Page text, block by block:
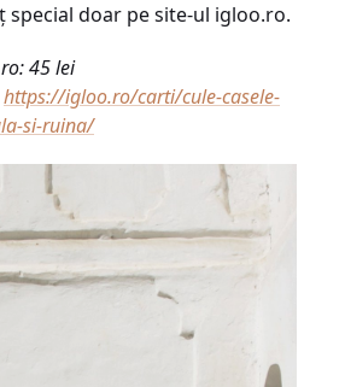
special doar pe site-ul igloo.ro.
45 lei
https://igloo.ro/carti/cule-casele-
si-ruina/